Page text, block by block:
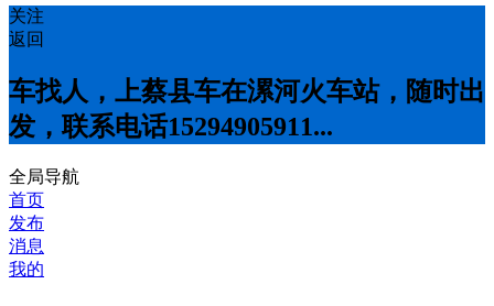
关注
返回
车找人，上蔡县车在漯河火车站，随时出
发，联系电话15294905911...
全局导航
首页
发布
消息
我的